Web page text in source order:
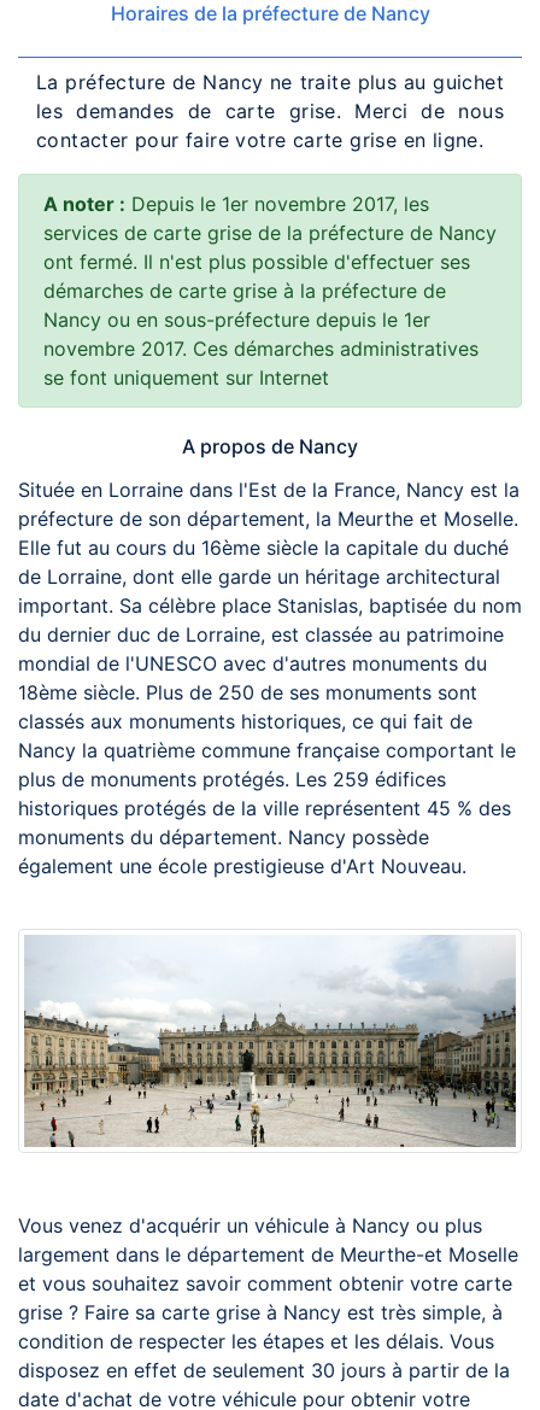
Horaires de la préfecture de Nancy
La préfecture de Nancy ne traite plus au guichet
les demandes de carte grise. Merci de nous
contacter pour faire votre carte grise en ligne.
A noter : Depuis le 1er novembre 2017, les
services de carte grise de la préfecture de Nancy
ont fermé. Il n'est plus possible d'effectuer ses
démarches de carte grise à la préfecture de
Nancy ou en sous-préfecture depuis le 1er
novembre 2017. Ces démarches administratives
se font uniquement sur Internet
A propos de Nancy
Située en Lorraine dans l'Est de la France, Nancy est la
préfecture de son département, la Meurthe et Moselle.
Elle fut au cours du 16ème siècle la capitale du duché
de Lorraine, dont elle garde un héritage architectural
important. Sa célèbre place Stanislas, baptisée du nom
du dernier duc de Lorraine, est classée au patrimoine
mondial de l'UNESCO avec d'autres monuments du
18ème siècle. Plus de 250 de ses monuments sont
classés aux monuments historiques, ce qui fait de
Nancy la quatrième commune française comportant le
plus de monuments protégés. Les 259 édifices
historiques protégés de la ville représentent 45 % des
monuments du département. Nancy possède
également une école prestigieuse d'Art Nouveau.
Vous venez d'acquérir un véhicule à Nancy ou plus
largement dans le département de Meurthe-et Moselle
et vous souhaitez savoir comment obtenir votre carte
grise ? Faire sa carte grise à Nancy est très simple, à
condition de respecter les étapes et les délais. Vous
disposez en effet de seulement 30 jours à partir de la
date d'achat de votre véhicule pour obtenir votre